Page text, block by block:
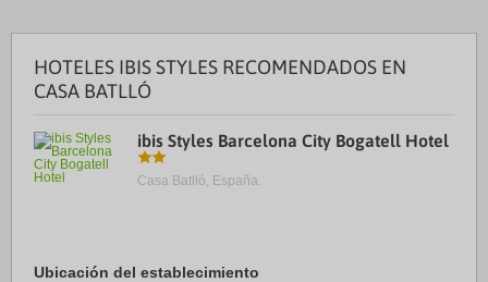
HOTELES IBIS STYLES RECOMENDADOS EN
CASA BATLLÓ
ibis Styles Barcelona City Bogatell Hotel
Casa Batlló, España.
Ubicación del establecimiento